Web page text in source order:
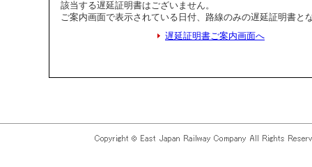
該当する遅延証明書はございません。
ご案内画面で表示されている日付、路線のみの遅延証明書と
遅延証明書ご案内画面へ